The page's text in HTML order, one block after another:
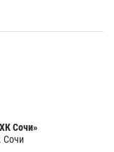
Сочи»
Сочи